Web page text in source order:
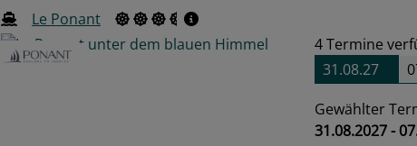
Le Ponant
4Termine
31.08.27
Gewählter
31.08.2027 -